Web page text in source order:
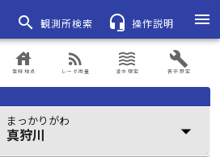
search 観測所検索 headset_mic 操作説明
menu
登録地点
house
レーダ雨量
rss_feed
浸水想定
waves
表示設定
build
まっかりがわ
真狩川 arrow_drop_down